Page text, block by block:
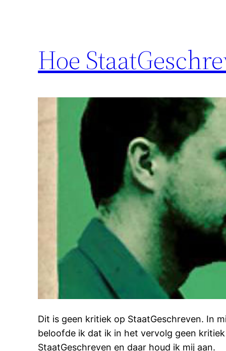
Hoe
Dit is geen kritiek op StaatGeschreven. In
beloofde ik dat ik in het vervolg geen
StaatGeschreven en daar houd ik mij aan.